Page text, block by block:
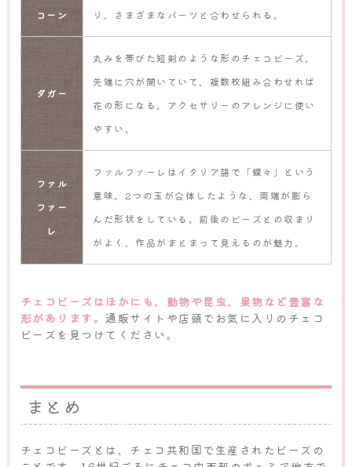
コーン
り、さまざまなパーツと合わせられる。
ダガー
丸みを帯びた短剣のような形のチェコビーズ。
先端に穴が開いていて、複数枚組み合わせれば
花の形になる。アクセサリーのアレンジに使い
やすい。
ファル
ファー
レ
ファルファーレはイタリア語で「蝶々」という
意味。2つの玉が合体したような、両端が膨ら
んだ形状をしている。前後のビーズとの収まり
がよく、作品がまとまって見えるのが魅力。
チェコビーズはほかにも、動物や昆虫、果物など豊富な
形があります。 通販サイトや店頭でお気に入りのチェコ
ビーズを見つけてください。
まとめ
チェコビーズとは、チェコ共和国で生産されたビーズの